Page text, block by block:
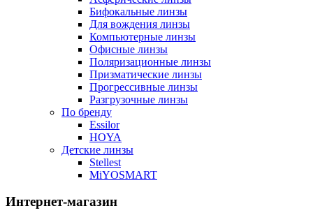
Бифокальные линзы
Для вождения линзы
Компьютерные линзы
Офисные линзы
Поляризационные линзы
Призматические линзы
Прогрессивные линзы
Разгрузочные линзы
По бренду
Essilor
HOYA
Детские линзы
Stellest
MiYOSMART
Интернет-магазин